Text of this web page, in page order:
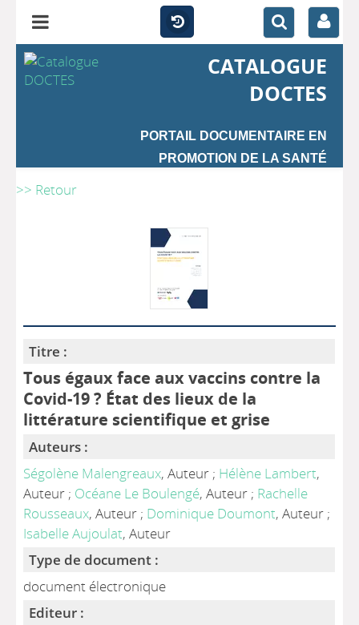
CATALOGUE
DOCTES
PORTAIL DOCUMENTAIRE EN
PROMOTION DE LA SANTÉ
>> Retour
Titre :
Tous égaux face aux vaccins contre la
Covid-19 ? État des lieux de la
littérature scientifique et grise
Auteurs :
Ségolène Malengreaux, Auteur ; Hélène Lambert,
Auteur ; Océane Le Boulengé, Auteur ; Rachelle
Rousseaux, Auteur ; Dominique Doumont, Auteur ;
Isabelle Aujoulat, Auteur
Type de document :
document électronique
Editeur :